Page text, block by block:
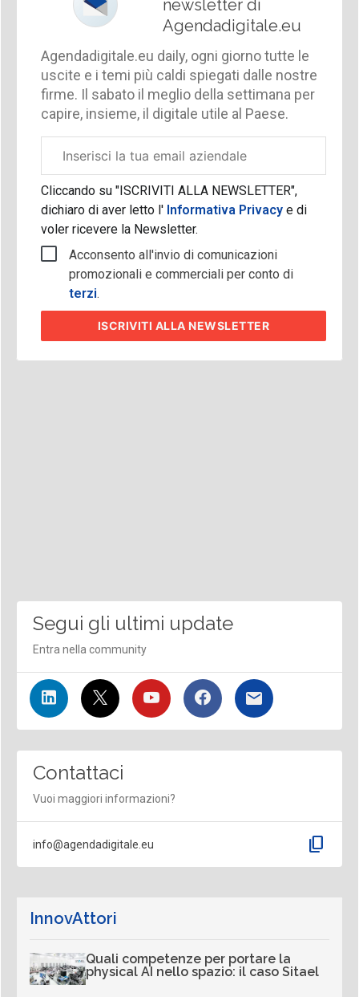
newsletter di
Agendadigitale.eu
Agendadigitale.eu daily, ogni giorno tutte le
uscite e i temi più caldi spiegati dalle nostre
firme. Il sabato il meglio della settimana per
capire, insieme, il digitale utile al Paese.
aziendale
Cliccando su "ISCRIVITI ALLA NEWSLETTER",
dichiaro di aver letto l'Informativa Privacy e di
voler ricevere la Newsletter.
Acconsento all'invio di comunicazioni
promozionali e commerciali per conto di
terzi.
ISCRIVITI ALLA NEWSLETTER
Segui gli ultimi update
Entra nella community
Contattaci
Vuoi maggiori informazioni?
info@agendadigitale.eu content_copy
InnovAttori
Quali competenze per portare la
physical AI nello spazio: il caso Sitael